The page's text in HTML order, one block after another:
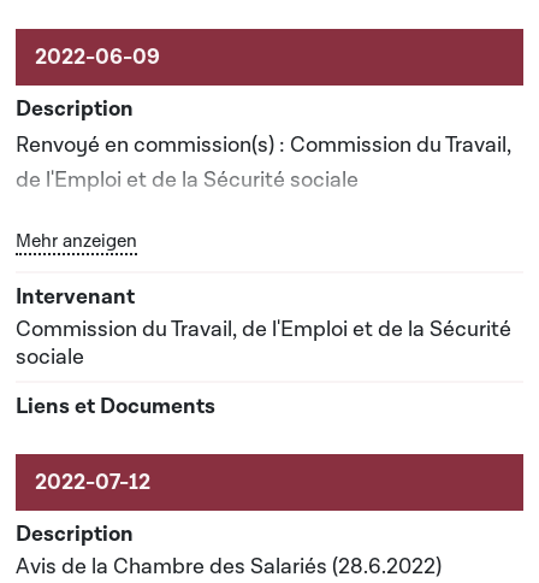
Renvoyé en commission(s) : Commission du Travail,
de l'Emploi et de la Sécurité sociale
Date prévisionnelle du rapport de commission : 06-
07-2023
Bouton graphique servant à afficher ou cacher tous
Mehr anzeigen
Commission du Travail, de l'Emploi et de la Sécurité
sociale
Avis de la Chambre des Salariés (28.6.2022)